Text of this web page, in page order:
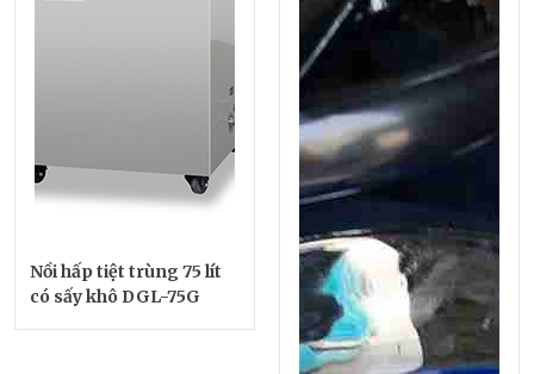
Nồi hấp tiệt trùng 75 lít
có sấy khô DGL-75G